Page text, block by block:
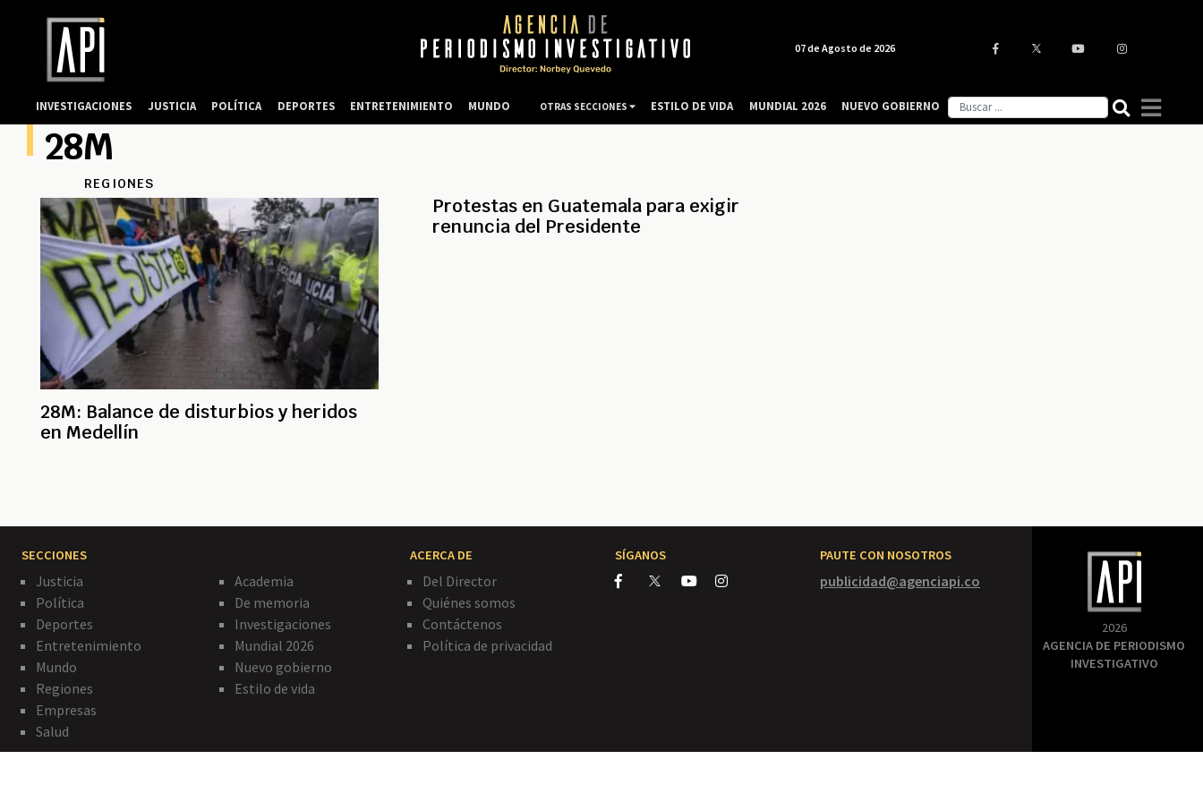
28M
REGIONES
28M: Balance de disturbios y heridos
en Medellín
Protestas en Guatemala para exigir
renuncia del Presidente
SECCIONES
Justicia
Política
Deportes
Entretenimiento
Mundo
Regiones
Empresas
Salud
Academia
De memoria
Investigaciones
Mundial 2026
Nuevo gobierno
Estilo de vida
ACERCA DE
Del Director
Quiénes somos
Contáctenos
Política de privacidad
SÍGANOS PAUTE CON NOSOTROS
publicidad@agenciapi.co
2026
AGENCIA DE PERIODISMO
INVESTIGATIVO
07 de Agosto de 2026
INVESTIGACIONES JUSTICIA POLÍTICA DEPORTES ENTRETENIMIENTO MUNDO OTRAS SECCIONES ESTILO DE VIDA MUNDIAL 2026 NUEVO GOBIERNO